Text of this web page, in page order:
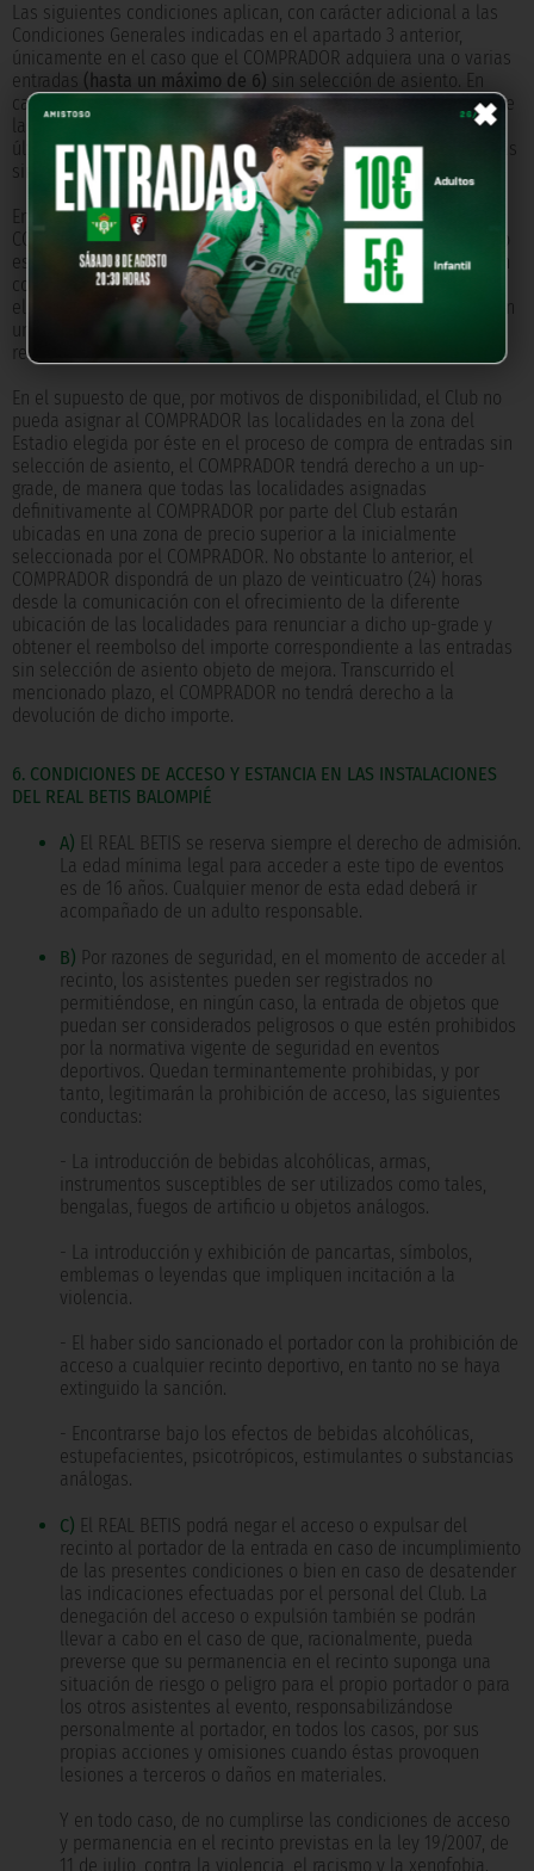
×
Las siguientes condiciones aplican, con carácter adicional a las
Condiciones Generales indicadas en el apartado 3 anterior,
únicamente en el caso que el COMPRADOR adquiera una o varias
entradas (hasta un máximo de 6) sin selección de asiento. En
caso de que exista cualquier contradicción o inconsistencia entre
las Condiciones Generales y las Condiciones Especiales, éstas
últimas tendrán preferencia cuando se estén comprando entradas
sin selección de asiento.
En la modalidad de entradas sin selección de asiento, el
COMPRADOR elige una de las zonas del Estadio disponibles, pero
es el REAL BETIS quien escoge y asigna las filas y los asientos en
concreto, comunicándole al COMPRADOR mediante correo
electrónico o a través de la APP la/s localidad/es definitiva/s con
una antelación mínima de cuarenta y ocho (48) horas con
respecto al inicio del partido.
En el supuesto de que, por motivos de disponibilidad, el Club no
pueda asignar al COMPRADOR las localidades en la zona del
Estadio elegida por éste en el proceso de compra de entradas sin
selección de asiento, el COMPRADOR tendrá derecho a un up-
grade, de manera que todas las localidades asignadas
definitivamente al COMPRADOR por parte del Club estarán
ubicadas en una zona de precio superior a la inicialmente
seleccionada por el COMPRADOR. No obstante lo anterior, el
COMPRADOR dispondrá de un plazo de veinticuatro (24) horas
desde la comunicación con el ofrecimiento de la diferente
ubicación de las localidades para renunciar a dicho up-grade y
obtener el reembolso del importe correspondiente a las entradas
sin selección de asiento objeto de mejora. Transcurrido el
mencionado plazo, el COMPRADOR no tendrá derecho a la
devolución de dicho importe.
6. CONDICIONES DE ACCESO Y ESTANCIA EN LAS INSTALACIONES
DEL REAL BETIS BALOMPIÉ
A) El REAL BETIS se reserva siempre el derecho de admisión.
La edad mínima legal para acceder a este tipo de eventos
es de 16 años. Cualquier menor de esta edad deberá ir
acompañado de un adulto responsable.
B) Por razones de seguridad, en el momento de acceder al
recinto, los asistentes pueden ser registrados no
permitiéndose, en ningún caso, la entrada de objetos que
puedan ser considerados peligrosos o que estén prohibidos
por la normativa vigente de seguridad en eventos
deportivos. Quedan terminantemente prohibidas, y por
tanto, legitimarán la prohibición de acceso, las siguientes
conductas:
- La introducción de bebidas alcohólicas, armas,
instrumentos susceptibles de ser utilizados como tales,
bengalas, fuegos de artificio u objetos análogos.
- La introducción y exhibición de pancartas, símbolos,
emblemas o leyendas que impliquen incitación a la
violencia.
- El haber sido sancionado el portador con la prohibición de
acceso a cualquier recinto deportivo, en tanto no se haya
extinguido la sanción.
- Encontrarse bajo los efectos de bebidas alcohólicas,
estupefacientes, psicotrópicos, estimulantes o substancias
análogas.
C) El REAL BETIS podrá negar el acceso o expulsar del
recinto al portador de la entrada en caso de incumplimiento
de las presentes condiciones o bien en caso de desatender
las indicaciones efectuadas por el personal del Club. La
denegación del acceso o expulsión también se podrán
llevar a cabo en el caso de que, racionalmente, pueda
preverse que su permanencia en el recinto suponga una
situación de riesgo o peligro para el propio portador o para
los otros asistentes al evento, responsabilizándose
personalmente al portador, en todos los casos, por sus
propias acciones y omisiones cuando éstas provoquen
lesiones a terceros o daños en materiales.
Y en todo caso, de no cumplirse las condiciones de acceso
y permanencia en el recinto previstas en la ley 19/2007, de
11 de julio, contra la violencia, el racismo y la xenofobia.